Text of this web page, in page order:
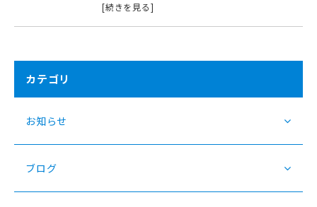
[続きを見る]
カテゴリ
お知らせ
ブログ